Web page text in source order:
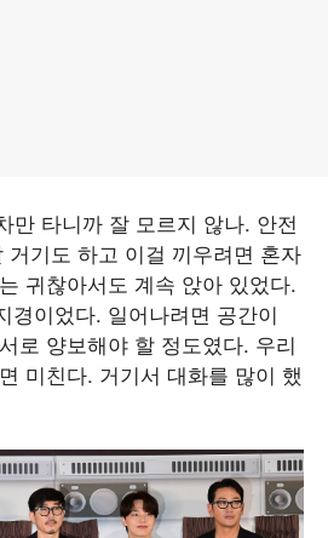
만 타니까 잘 모르지 않나. 안전
거기도 하고 이걸 끼우려면 혼자
귀찮아서도 계속 앉아 있었다.
경이었다. 일어나려면 공간이
로 양보해야 할 정도였다. 우리
미친다. 거기서 대화를 많이 했